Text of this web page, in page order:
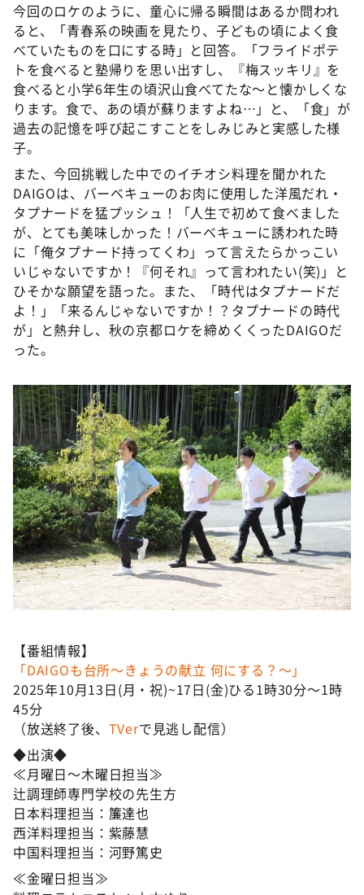
今回のロケのように、童心に帰る瞬間はあるか問われ
ると、「青春系の映画を見たり、子どもの頃によく食
べていたものを口にする時」と回答。「フライドポテ
トを食べると塾帰りを思い出すし、『梅スッキリ』を
食べると小学6年生の頃沢山食べてたな～と懐かしくな
ります。食で、あの頃が蘇りますよね…」と、「食」が
過去の記憶を呼び起こすことをしみじみと実感した様
子。
また、今回挑戦した中でのイチオシ料理を聞かれた
DAIGOは、バーベキューのお肉に使用した洋風だれ・
タプナードを猛プッシュ！「人生で初めて食べました
が、とても美味しかった！バーベキューに誘われた時
に「俺タプナード持ってくわ」って言えたらかっこい
いじゃないですか！『何それ』って言われたい(笑)」と
ひそかな願望を語った。また、「時代はタプナードだ
よ！」「来るんじゃないですか！？タプナードの時代
が」と熱弁し、秋の京都ロケを締めくくったDAIGOだ
った。
©ABCテレビ
【番組情報】
「DAIGOも台所〜きょうの献立 何にする？〜」
2025年10月13日(月・祝)~17日(金)ひる1時30分～1時
45分
（放送終了後、 TVerで見逃し配信）
◆出演◆
≪月曜日～木曜日担当≫
辻調理師専門学校の先生方
日本料理担当：簾達也
西洋料理担当：紫藤慧
中国料理担当：河野篤史
≪金曜日担当≫